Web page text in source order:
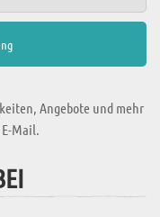
Angebote und mehr
Mail.